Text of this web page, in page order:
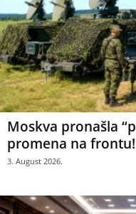
Moskva pronašla
promena na frontu!
3. August 2026.